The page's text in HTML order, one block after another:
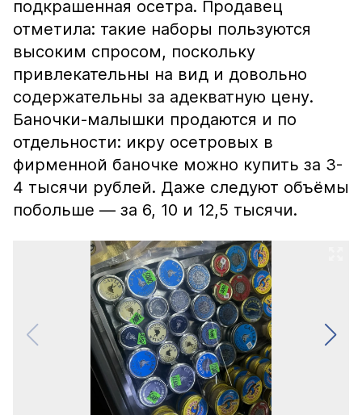
подкрашенная осетра. Продавец
отметила: такие наборы пользуются
высоким спросом, поскольку
привлекательны на вид и довольно
содержательны за адекватную цену.
Баночки-малышки продаются и по
отдельности: икру осетровых в
фирменной баночке можно купить за 3-
4 тысячи рублей. Даже следуют объёмы
побольше — за 6, 10 и 12,5 тысячи.